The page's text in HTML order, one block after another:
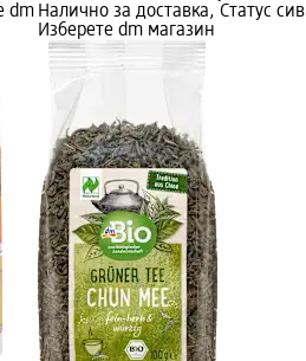
dm Налично за доставка, Статус сив
Изберете dm магазин